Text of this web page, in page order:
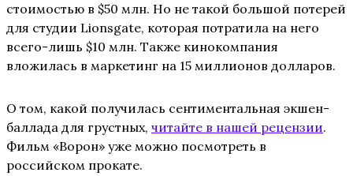
стоимостью в $50 млн. Но не такой большой потерей
для студии Lionsgate, которая потратила на него
всего-лишь $10 млн. Также кинокомпания
вложилась в маркетинг на 15 миллионов долларов.
О том, какой получилась сентиментальная экшен-
баллада для грустных, читайте в нашей рецензии.
Фильм «Ворон» уже можно посмотреть в
российском прокате.